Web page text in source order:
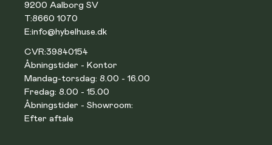
9200 Aalborg SV
T:8660 1070
E:info@hybelhuse.dk
CVR:39840154
Åbningstider - Kontor
Mandag-torsdag: 8.00 - 16.00
Fredag: 8.00 - 15.00
Åbningstider - Showroom:
Efter aftale